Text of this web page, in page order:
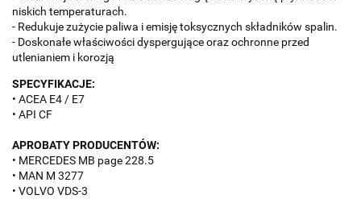
niskich temperaturach.
- Redukuje zużycie paliwa i emisję toksycznych składników spalin.
- Doskonałe właściwości dyspergujące oraz ochronne przed
utlenianiem i korozją
SPECYFIKACJE:
• ACEA E4 / E7
• API CF
APROBATY PRODUCENTÓW:
• MERCEDES MB page 228.5
• MAN M 3277
• VOLVO VDS-3